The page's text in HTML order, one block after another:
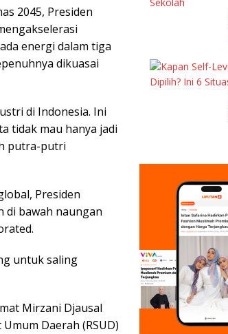
2045, Presiden
energi dalam tiga
dikuasai
di Indonesia. Ini
tidak mau hanya jadi
putra-putri
Presiden
di bawah naungan
untuk saling
Mirzani Djausal
Daerah (RSUD)